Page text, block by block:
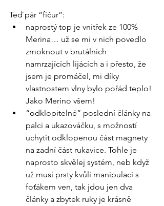
Teď pár “fičur”:
naprostý top je vnitřek ze 100%
Merina… už se mi v nich povedlo
zmoknout v brutálních
namrzajících lijácích a i přesto, že
jsem je promáčel, mi díky
vlastnostem vlny bylo pořád teplo!
Jako Merino všem!
“odklopitelné” poslední články na
palci a ukazováčku, s možností
uchytit odklopenou část magnety
na zadní část rukavice. Tohle je
naprosto skvělej systém, neb když
už musí prsty kvůli manipulaci s
foťákem ven, tak jdou jen dva
články a zbytek ruky je krásně